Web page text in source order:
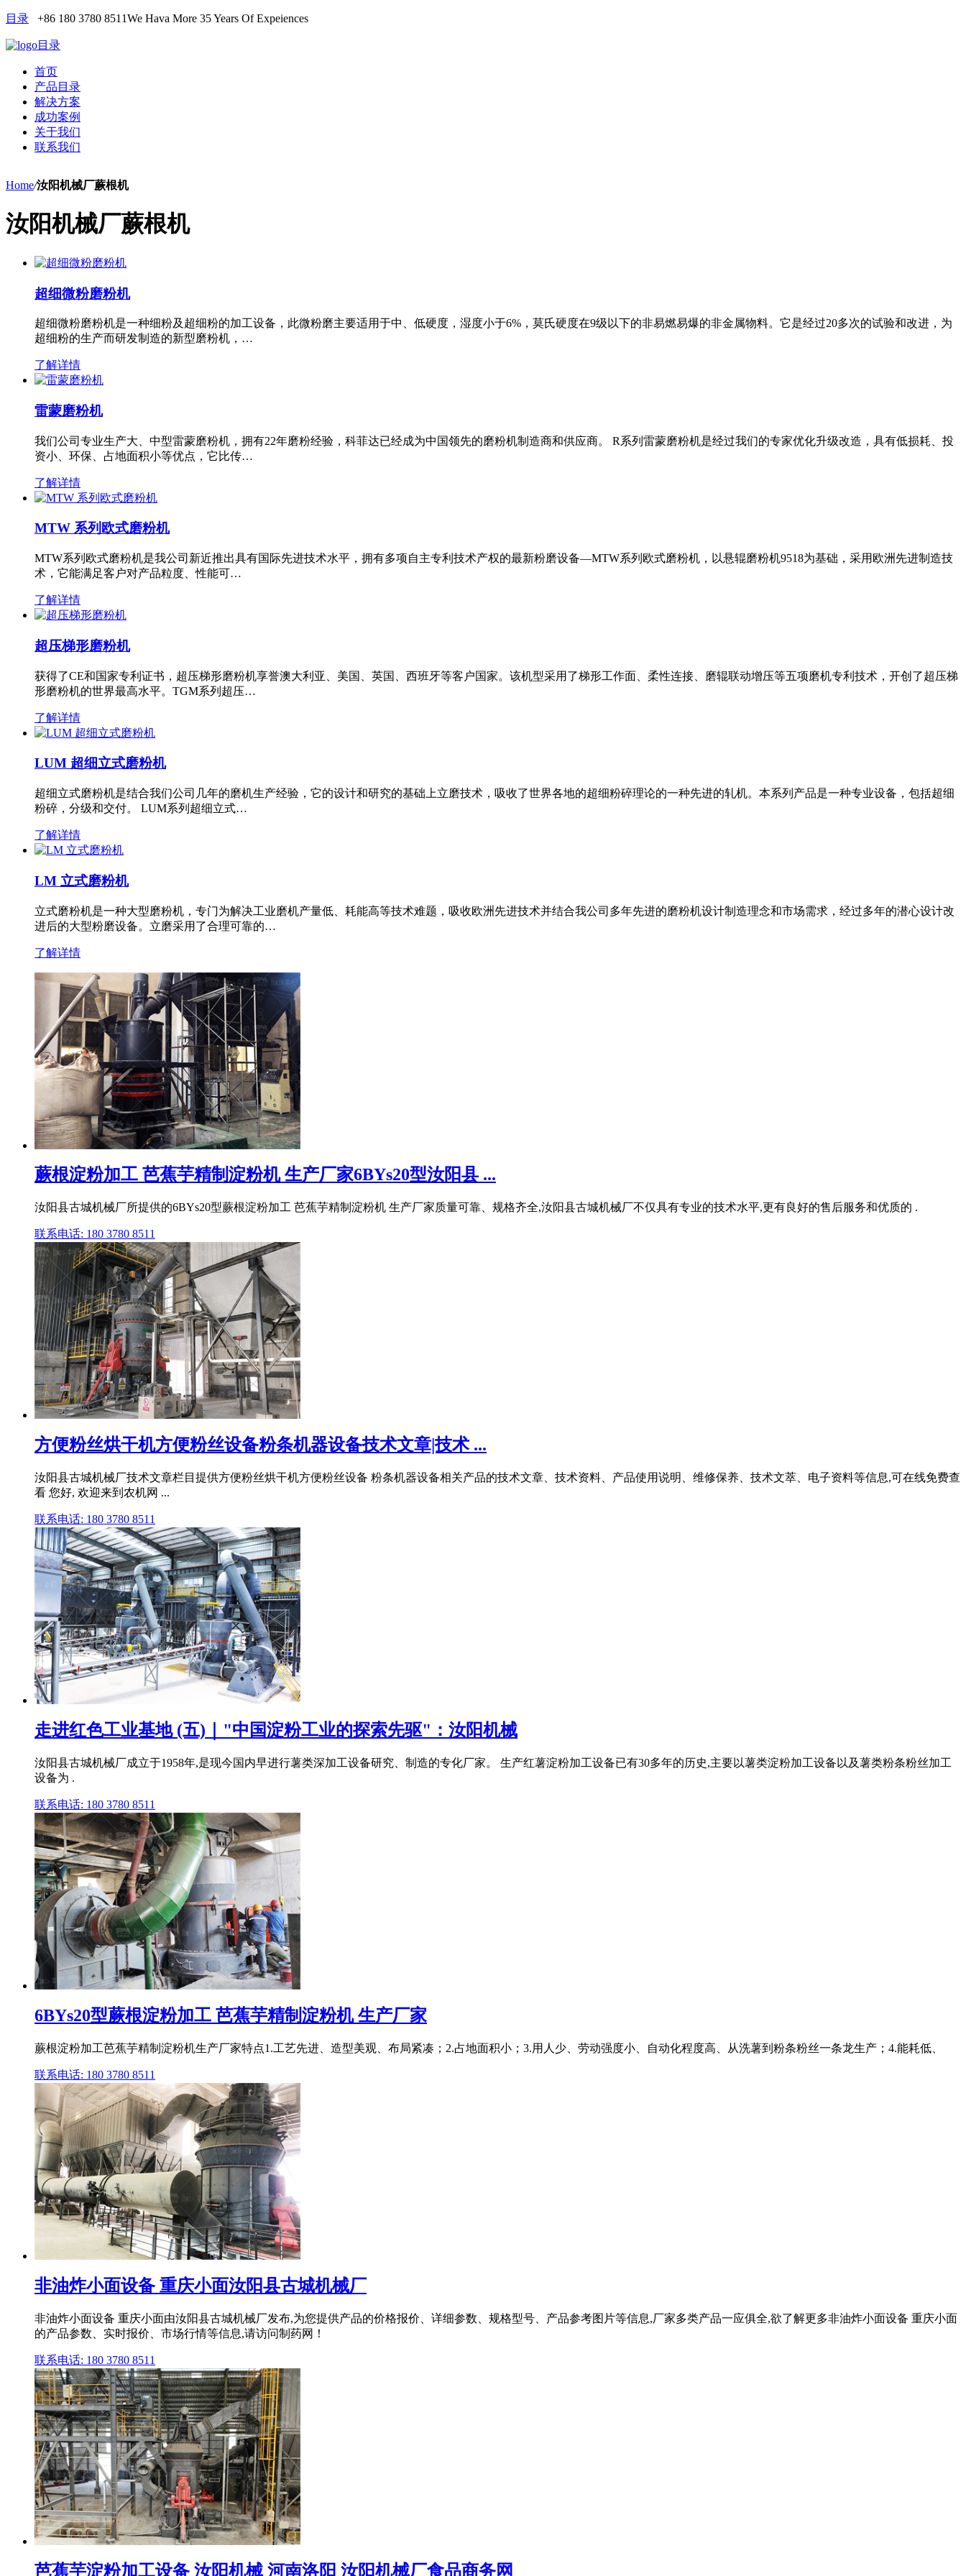
目录 +86 180 3780 8511We Hava More 35 Years Of Expeiences
目录
首页
产品目录
解决方案
成功案例
关于我们
联系我们
Home/汝阳机械厂蕨根机
汝阳机械厂蕨根机
超细微粉磨粉机
超细微粉磨粉机是一种细粉及超细粉的加工设备，此微粉磨主要适用于中、低硬度，湿度小于6%，莫氏硬度在9级以下的非易燃易爆的非金属物料。它是经过20多次的试验和改进，为
超细粉的生产而研发制造的新型磨粉机，…
了解详情
雷蒙磨粉机
我们公司专业生产大、中型雷蒙磨粉机，拥有22年磨粉经验，科菲达已经成为中国领先的磨粉机制造商和供应商。 R系列雷蒙磨粉机是经过我们的专家优化升级改造，具有低损耗、投
资小、环保、占地面积小等优点，它比传…
了解详情
MTW 系列欧式磨粉机
MTW系列欧式磨粉机是我公司新近推出具有国际先进技术水平，拥有多项自主专利技术产权的最新粉磨设备—MTW系列欧式磨粉机，以悬辊磨粉机9518为基础，采用欧洲先进制造技
术，它能满足客户对产品粒度、性能可…
了解详情
超压梯形磨粉机
获得了CE和国家专利证书，超压梯形磨粉机享誉澳大利亚、美国、英国、西班牙等客户国家。该机型采用了梯形工作面、柔性连接、磨辊联动增压等五项磨机专利技术，开创了超压梯
形磨粉机的世界最高水平。TGM系列超压…
了解详情
LUM 超细立式磨粉机
超细立式磨粉机是结合我们公司几年的磨机生产经验，它的设计和研究的基础上立磨技术，吸收了世界各地的超细粉碎理论的一种先进的轧机。本系列产品是一种专业设备，包括超细
粉碎，分级和交付。 LUM系列超细立式…
了解详情
LM 立式磨粉机
立式磨粉机是一种大型磨粉机，专门为解决工业磨机产量低、耗能高等技术难题，吸收欧洲先进技术并结合我公司多年先进的磨粉机设计制造理念和市场需求，经过多年的潜心设计改
进后的大型粉磨设备。立磨采用了合理可靠的…
了解详情
蕨根淀粉加工 芭蕉芋精制淀粉机 生产厂家6BYs20型汝阳县 ...
汝阳县古城机械厂所提供的6BYs20型蕨根淀粉加工 芭蕉芋精制淀粉机 生产厂家质量可靠、规格齐全,汝阳县古城机械厂不仅具有专业的技术水平,更有良好的售后服务和优质的 .
联系电话: 180 3780 8511
方便粉丝烘干机方便粉丝设备粉条机器设备技术文章|技术 ...
汝阳县古城机械厂技术文章栏目提供方便粉丝烘干机方便粉丝设备 粉条机器设备相关产品的技术文章、技术资料、产品使用说明、维修保养、技术文萃、电子资料等信息,可在线免费查
看 您好, 欢迎来到农机网 ...
联系电话: 180 3780 8511
走进红色工业基地 (五)｜"中国淀粉工业的探索先驱"：汝阳机械
汝阳县古城机械厂成立于1958年,是现今国内早进行薯类深加工设备研究、制造的专化厂家。 生产红薯淀粉加工设备已有30多年的历史,主要以薯类淀粉加工设备以及薯类粉条粉丝加工
设备为 .
联系电话: 180 3780 8511
6BYs20型蕨根淀粉加工 芭蕉芋精制淀粉机 生产厂家
蕨根淀粉加工芭蕉芋精制淀粉机生产厂家特点1.工艺先进、造型美观、布局紧凑；2.占地面积小；3.用人少、劳动强度小、自动化程度高、从洗薯到粉条粉丝一条龙生产；4.能耗低、
联系电话: 180 3780 8511
非油炸小面设备 重庆小面汝阳县古城机械厂
非油炸小面设备 重庆小面由汝阳县古城机械厂发布,为您提供产品的价格报价、详细参数、规格型号、产品参考图片等信息,厂家多类产品一应俱全,欲了解更多非油炸小面设备 重庆小面
的产品参数、实时报价、市场行情等信息,请访问制药网！
联系电话: 180 3780 8511
芭蕉芋淀粉加工设备 汝阳机械 河南洛阳 汝阳机械厂食品商务网